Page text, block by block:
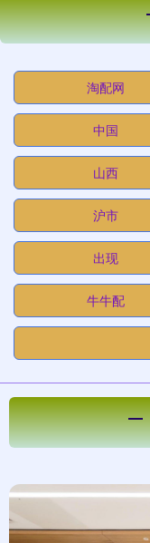
淘配网
中国
山西
沪市
出现
牛牛配